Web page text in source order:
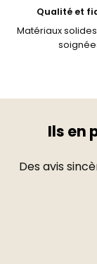
Qualité et
Matériaux
Ils en
Des avis